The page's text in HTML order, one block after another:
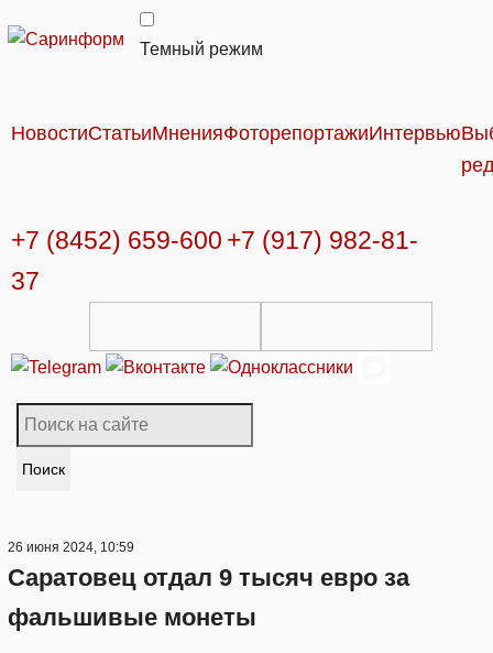
Темный режим
НовостиСтатьиМненияФоторепортажиИнтервью
+7 (8452) 659-600 +7 (917) 982-81-
37
Поиск
26 июня 2024, 10:59
Саратовец отдал 9 тысяч евро за
фальшивые монеты